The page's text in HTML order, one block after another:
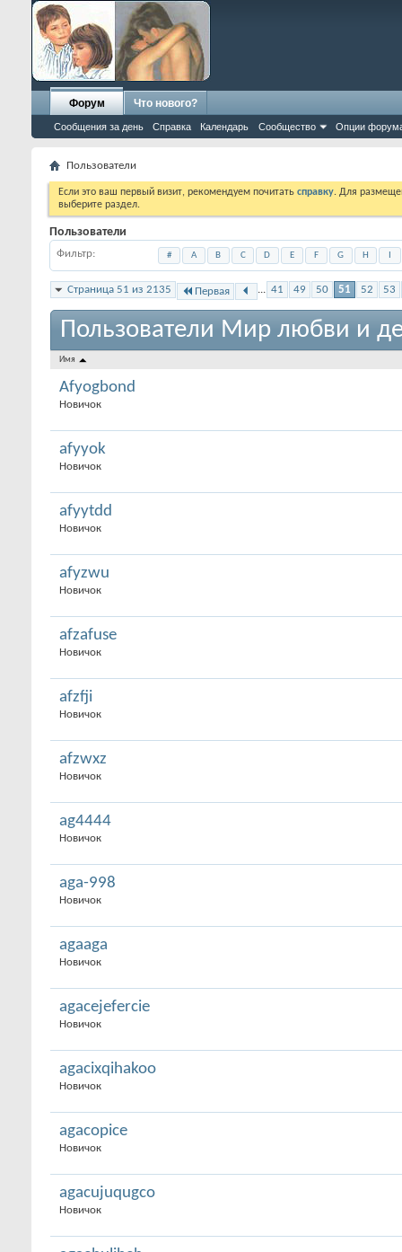
Форум
Сообщения за день Справка Календарь Сообщество Опции
Что нового?
Пользователи
Если это ваш первый визит, рекомендуем почитать справку. Для
выберите раздел.
Пользователи
Фильтр # A B C D E F G H
Страница 51 из 2135 Первая ... 41 49 50 51 52 53
Пользователи Мир любви и
Имя
Afyogbond
Новичок
afyyok
Новичок
afyytdd
Новичок
afyzwu
Новичок
afzafuse
Новичок
afzfji
Новичок
afzwxz
Новичок
ag4444
Новичок
aga-998
Новичок
agaaga
Новичок
agacejefercie
Новичок
agacixqihakoo
Новичок
agacopice
Новичок
agacujuqugco
Новичок